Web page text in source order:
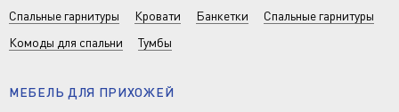
Спальные гарнитуры
Кровати Банкетки
Спальные гарнитуры
Комоды для спальни
Тумбы
МЕБЕЛЬ ДЛЯ ПРИХОЖЕЙ